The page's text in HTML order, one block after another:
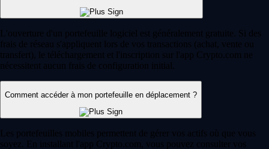
L'ouverture d'un portefeuille logiciel est généralement gratuite. Si des
frais de réseau s'appliquent lors de vos transactions (achat, vente ou
transfert), le téléchargement et l'inscription sur l'app Crypto.com ne
nécessitent aucun frais de configuration initial.
Comment accéder à mon portefeuille en déplacement ?
Les portefeuilles mobiles permettent de gérer vos actifs où que vous
soyez. En installant l'app Crypto.com, vous pouvez consulter vos